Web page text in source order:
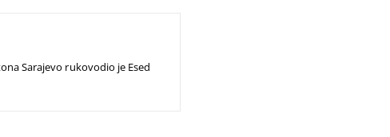
Sarajevo rukovodio je Esed